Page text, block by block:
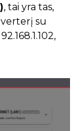
, tai yra tas,
su